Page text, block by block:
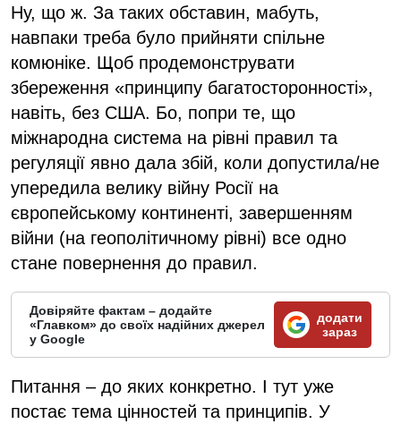
Ну, що ж. За таких обставин, мабуть,
навпаки треба було прийняти спільне
комюніке. Щоб продемонструвати
збереження «принципу багатосторонності»,
навіть, без США. Бо, попри те, що
міжнародна система на рівні правил та
регуляції явно дала збій, коли допустила/не
упередила велику війну Росії на
європейському континенті, завершенням
війни (на геополітичному рівні) все одно
стане повернення до правил.
Довіряйте фактам – додайте
«Главком» до своїх надійних джерел
у Google
додати
зараз
Питання – до яких конкретно. І тут уже
постає тема цінностей та принципів. У